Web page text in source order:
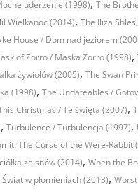
uderzenie (1998), The
Wielkanoc (2014), The Iliza
House / Dom nad jeziorem
of Zorro / Maska Zorro (1998),
żywiołów (2005), The Swan
(1998), The Undateables /
Christmas / Te święta (2007),
, Turbulence / Turbulencja (1997),
The Curse of the Were-Rabbit
ze snów (2014), When the
w płomieniach (2013),